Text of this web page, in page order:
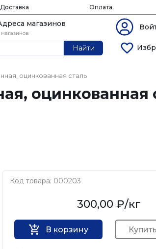
Доставка Оплата
магазинов
магазинов
Найти
оцинкованная сталь
оцинкованная
Код товара: 000203
300,00 ₽/кг
В корзину